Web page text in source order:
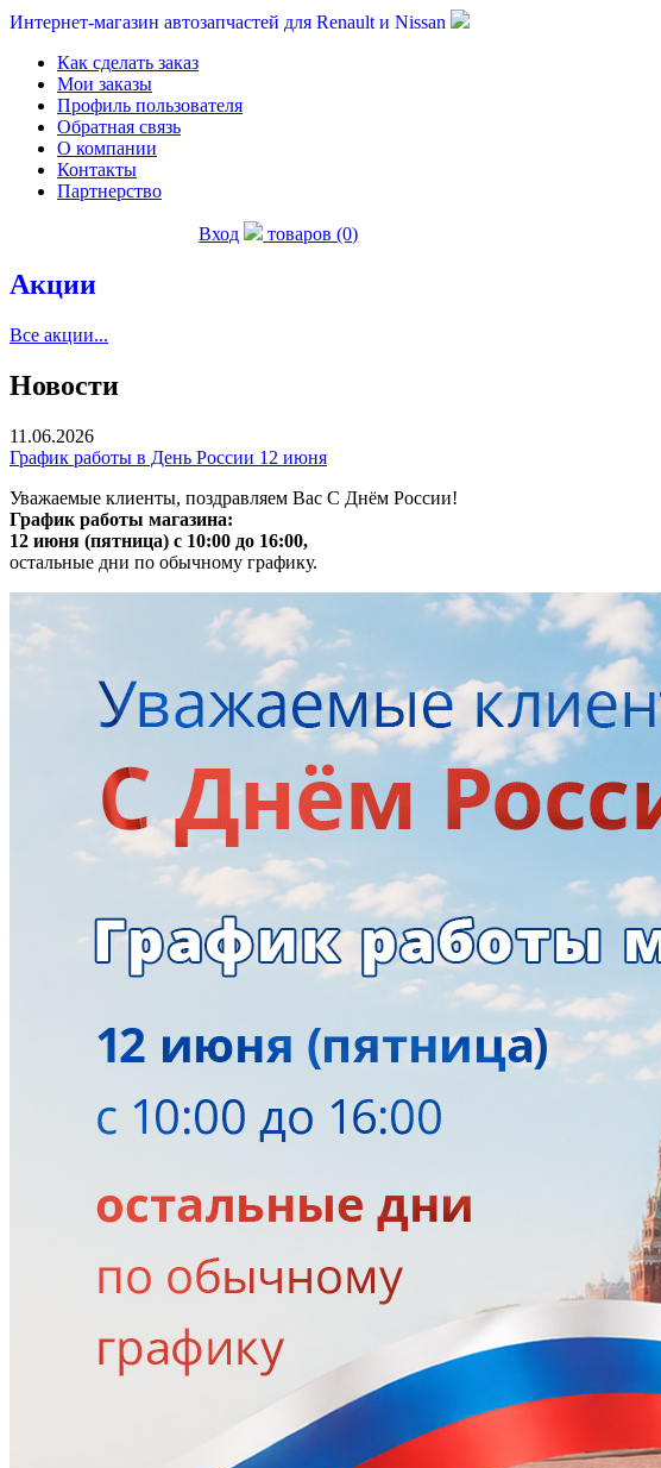
Интернет-магазин автозапчастей для Renault и Nissan
Как сделать заказ
Мои заказы
Профиль пользователя
Обратная связь
О компании
Контакты
Партнерство
Вход товаров (0)
Акции
Все акции...
Новости
11.06.2026
График работы в День России 12 июня
Уважаемые клиенты, поздравляем Вас С Днём России!
График работы магазина:
12 июня (пятница) с 10:00 до 16:00,
остальные дни по обычному графику.